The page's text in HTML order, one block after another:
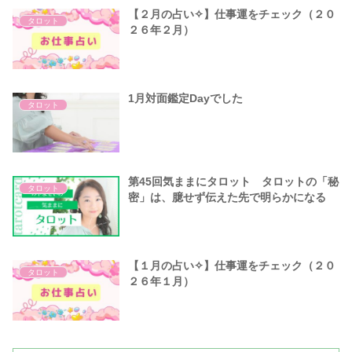
タロット
【２月の占い✧】仕事運をチェック（２０
２６年２月）
タロット
1月対面鑑定Dayでした
タロット
第45回気ままにタロット タロットの「秘
密」は、臆せず伝えた先で明らかになる
タロット
【１月の占い✧】仕事運をチェック（２０
２６年１月）